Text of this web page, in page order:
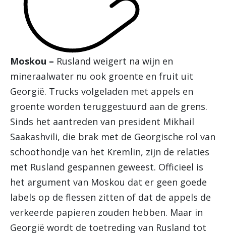
Moskou – Rusland weigert na wijn en
mineraalwater nu ook groente en fruit uit
Georgië. Trucks volgeladen met appels en
groente worden teruggestuurd aan de grens.
Sinds het aantreden van president Mikhail
Saakashvili, die brak met de Georgische rol van
schoothondje van het Kremlin, zijn de relaties
met Rusland gespannen geweest. Officieel is
het argument van Moskou dat er geen goede
labels op de flessen zitten of dat de appels de
verkeerde papieren zouden hebben. Maar in
Georgië wordt de toetreding van Rusland tot